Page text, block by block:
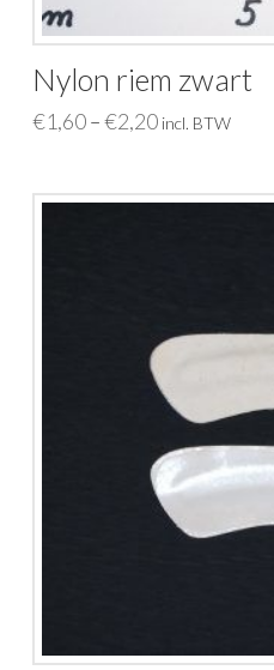
Nylon riem zwart
€1,60–€2,20 incl. BTW